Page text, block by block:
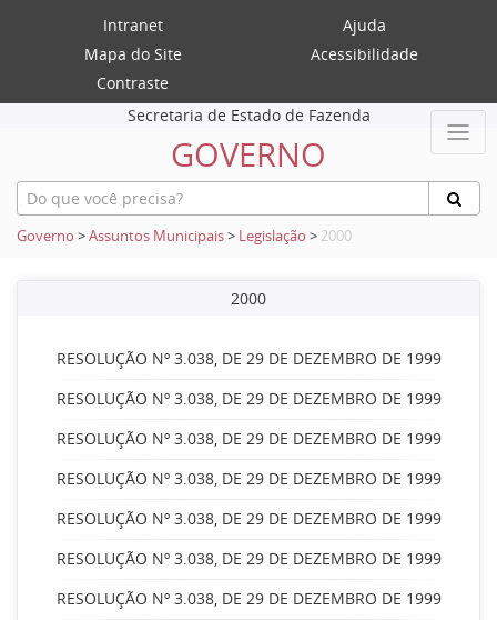
Intranet
Ajuda
Mapa do Site
Acessibilidade
Contraste
Secretaria de Estado de Fazenda
GOVERNO
Governo >Assuntos Municipais> Legislação > 2000
2000
RESOLUÇÃO Nº 3.038, DE 29 DE DEZEMBRO DE 1999
RESOLUÇÃO Nº 3.038, DE 29 DE DEZEMBRO DE 1999
RESOLUÇÃO Nº 3.038, DE 29 DE DEZEMBRO DE 1999
RESOLUÇÃO Nº 3.038, DE 29 DE DEZEMBRO DE 1999
RESOLUÇÃO Nº 3.038, DE 29 DE DEZEMBRO DE 1999
RESOLUÇÃO Nº 3.038, DE 29 DE DEZEMBRO DE 1999
RESOLUÇÃO Nº 3.038, DE 29 DE DEZEMBRO DE 1999